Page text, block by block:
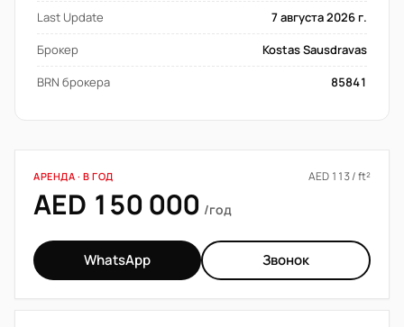
Last Update
7 августа 2026 г.
Брокер
Kostas Sausdravas
BRN брокера
85841
АРЕНДА · В ГОД AED 113 / ft²
AED 150 000 /год
WhatsApp Звонок